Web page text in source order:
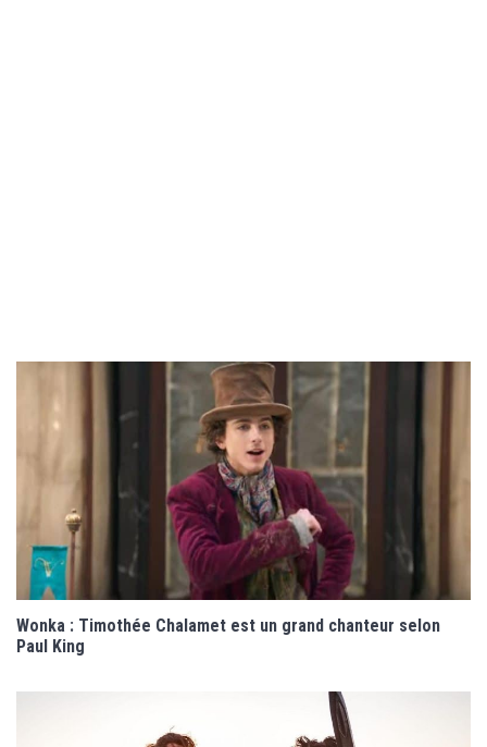
Wonka : Timothée Chalamet est un grand chanteur selon
Paul King